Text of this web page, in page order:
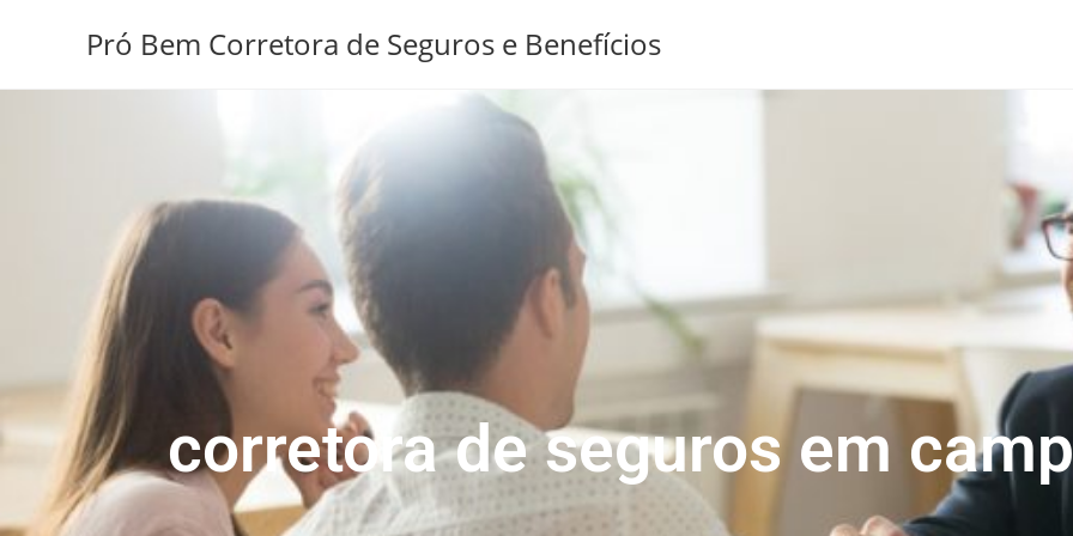
Pró Bem Corretora de Seguros e Benefícios
corretora de seguros em